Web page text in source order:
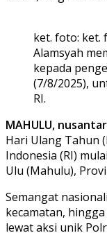
ket. foto: ket.
Alamsyah
kepada
(7/8/2025),
RI.
MAHULU,
Hari Ulang Tahun
Indonesia (RI)
Ulu (Mahulu),
Semangat
kecamatan,
lewat aksi unik